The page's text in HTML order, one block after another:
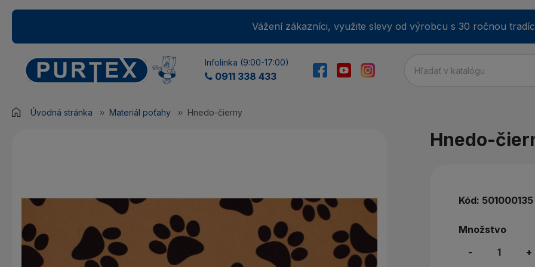
Vážení zákazníci, využite slevy od výrobcu s 30 ročnou
Infolinka (9:00-17:00)
0911 338 433
Úvodná stránka Materiál poťahy Hnedo-čierny
Hnedo-
Kód: 501000135
Množstvo
-
+